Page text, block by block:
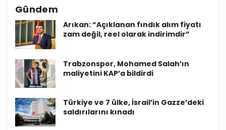
Gündem
Arıkan: “Açıklanan fındık alım fiyatı
zam değil, reel olarak indirimdir”
Trabzonspor, Mohamed Salah’ın
maliyetini KAP’a bildirdi
Türkiye ve 7 ülke, İsrail’in Gazze’deki
saldırılarını kınadı